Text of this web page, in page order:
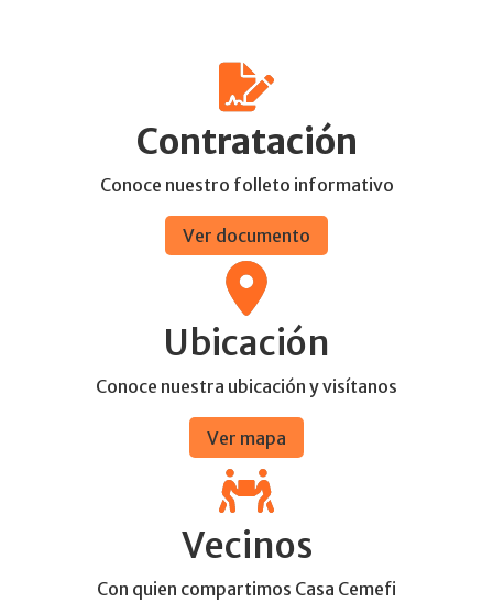
Contratación
Conoce nuestro folleto informativo
Ver documento
Ubicación
Conoce nuestra ubicación y visítanos
Ver mapa
Vecinos
Con quien compartimos Casa Cemefi